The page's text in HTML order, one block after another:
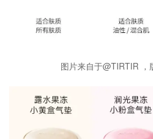
图片来自于@TIRTIR ，